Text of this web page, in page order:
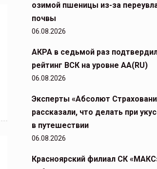
озимой пшеницы из-за
почвы
06.08.2026
АКРА в седьмой раз
рейтинг ВСК на уровне АА(RU)
06.08.2026
Эксперты «Абсолют
рассказали, что делать при
в путешествии
06.08.2026
Красноярский филиал СК